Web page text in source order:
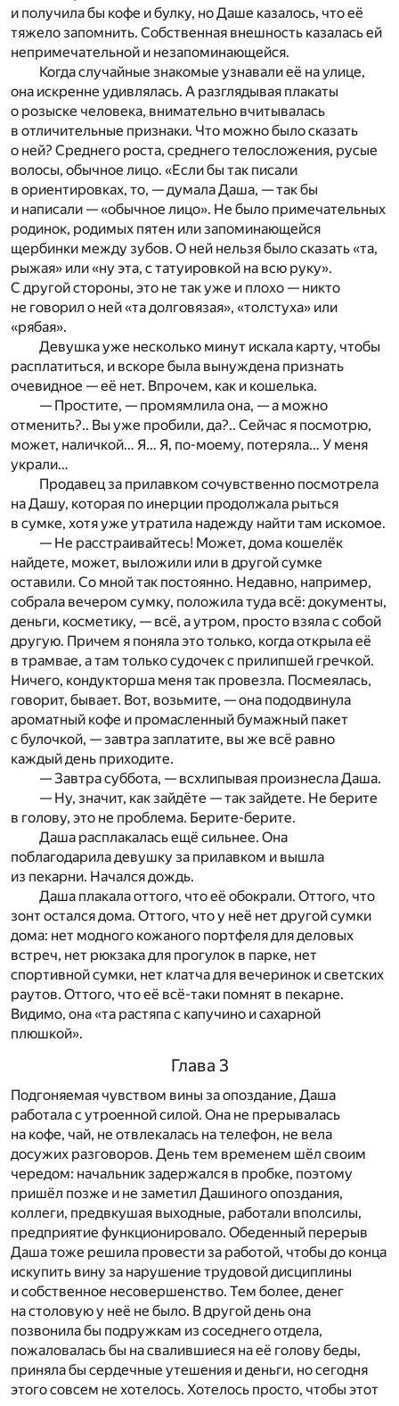
и получила бы кофе и булку, но Даше казалось, что её
тяжело запомнить. Собственная внешность казалась ей
непримечательной и незапоминающейся.
Когда случайные знакомые узнавали её на улице,
она искренне удивлялась. А разглядывая плакаты
о розыске человека, внимательно вчитывалась
в отличительные признаки. Что можно было сказать
о ней? Среднего роста, среднего телосложения, русые
волосы, обычное лицо. «Если бы так писали
в ориентировках, то, — думала Даша, — так бы
и написали — «обычное лицо». Не было примечательных
родинок, родимых пятен или запоминающейся
щербинки между зубов. О ней нельзя было сказать «та,
рыжая» или «ну эта, с татуировкой на всю руку».
С другой стороны, это не так уже и плохо — никто
не говорил о ней «та долговязая», «толстуха» или
«рябая».
Девушка уже несколько минут искала карту, чтобы
расплатиться, и вскоре была вынуждена признать
очевидное — её нет. Впрочем, как и кошелька.
— Простите, — промямлила она, — а можно
отменить?.. Вы уже пробили, да?.. Сейчас я посмотрю,
может, наличкой… Я… Я, по-моему, потеряла… У меня
украли…
Продавец за прилавком сочувственно посмотрела
на Дашу, которая по инерции продолжала рыться
в сумке, хотя уже утратила надежду найти там искомое.
— Не расстраивайтесь! Может, дома кошелёк
найдете, может, выложили или в другой сумке
оставили. Со мной так постоянно. Недавно, например,
собрала вечером сумку, положила туда всё: документы,
деньги, косметику, — всё, а утром, просто взяла с собой
другую. Причем я поняла это только, когда открыла её
в трамвае, а там только судочек с прилипшей гречкой.
Ничего, кондукторша меня так провезла. Посмеялась,
говорит, бывает. Вот, возьмите, — она пододвинула
ароматный кофе и промасленный бумажный пакет
с булочкой, — завтра заплатите, вы же всё равно
каждый день приходите.
— Завтра суббота, — всхлипывая произнесла Даша.
— Ну, значит, как зайдёте — так зайдете. Не берите
в голову, это не проблема. Берите-берите.
Даша расплакалась ещё сильнее. Она
поблагодарила девушку за прилавком и вышла
из пекарни. Начался дождь.
Даша плакала оттого, что её обокрали. Оттого, что
зонт остался дома. Оттого, что у неё нет другой сумки
дома: нет модного кожаного портфеля для деловых
встреч, нет рюкзака для прогулок в парке, нет
спортивной сумки, нет клатча для вечеринок и светских
раутов. Оттого, что её всё-таки помнят в пекарне.
Видимо, она «та растяпа с капучино и сахарной
плюшкой».
Глава 3
Подгоняемая чувством вины за опоздание, Даша
работала с утроенной силой. Она не прерывалась
на кофе, чай, не отвлекалась на телефон, не вела
досужих разговоров. День тем временем шёл своим
чередом: начальник задержался в пробке, поэтому
пришёл позже и не заметил Дашиного опоздания,
коллеги, предвкушая выходные, работали вполсилы,
предприятие функционировало. Обеденный перерыв
Даша тоже решила провести за работой, чтобы до конца
искупить вину за нарушение трудовой дисциплины
и собственное несовершенство. Тем более, денег
на столовую у неё не было. В другой день она
позвонила бы подружкам из соседнего отдела,
пожаловалась бы на свалившиеся на её голову беды,
приняла бы сердечные утешения и деньги, но сегодня
этого совсем не хотелось. Хотелось просто, чтобы этот